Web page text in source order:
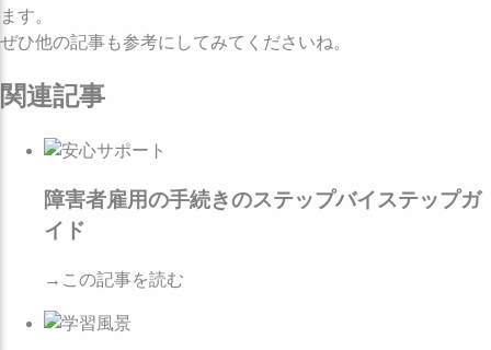
ます。
ぜひ他の記事も参考にしてみてくださいね。
関連記事
障害者雇用の手続きのステップバイステップガ
イド
→この記事を読む